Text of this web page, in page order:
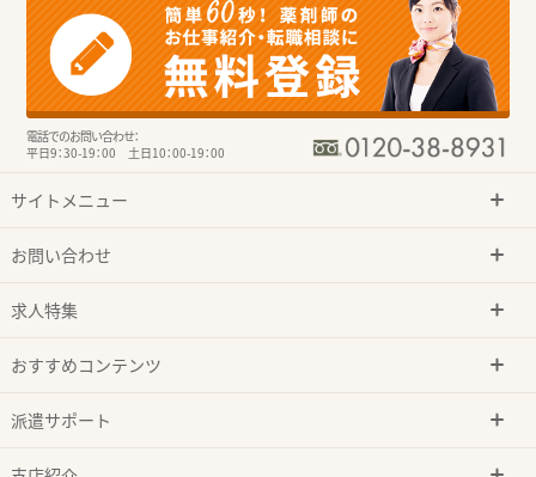
電話でのお問い合わせ：
平日9：30-19：00 土日10：00-19：00
サイトメニュー
お問い合わせ
求人特集
おすすめコンテンツ
派遣サポート